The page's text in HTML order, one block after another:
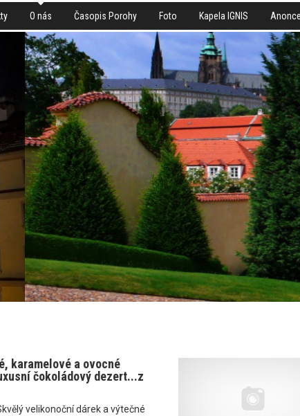
O nás Časopis Porohy Foto Kapela IGNIS Anonce
karamelové a ovocné
čokoládový dezert...z
velikonoční dárek a výtečné